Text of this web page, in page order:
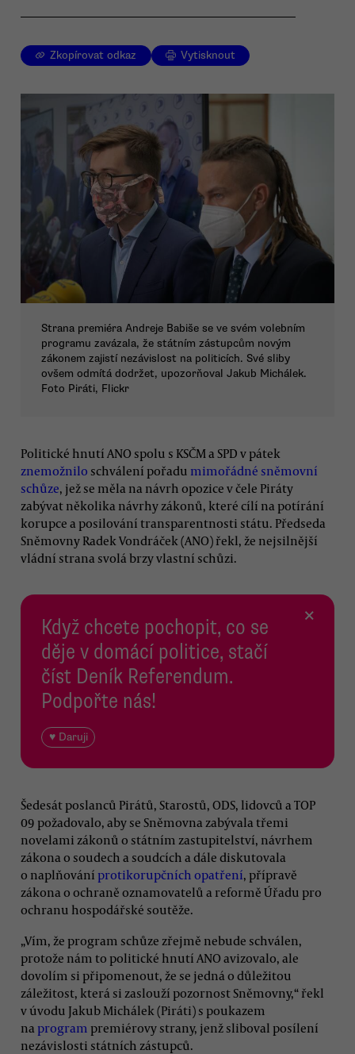
Zkopírovat odkaz Vytisknout
Strana premiéra Andreje Babiše se ve svém volebním
programu zavázala, že státním zástupcům novým
zákonem zajistí nezávislost na politicích. Své sliby
ovšem odmítá dodržet, upozorňoval Jakub Michálek.
Foto Piráti, Flickr
Politické hnutí ANO spolu s KSČM a SPD v pátek
znemožnilo schválení pořadu mimořádné sněmovní
schůze, jež se měla na návrh opozice v čele Piráty
zabývat několika návrhy zákonů, které cílí na potírání
korupce a posilování transparentnosti státu. Předseda
Sněmovny Radek Vondráček (ANO) řekl, že nejsilnější
vládní strana svolá brzy vlastní schůzi.
Když chcete pochopit, co se
děje v domácí politice, stačí
číst Deník Referendum.
Podpořte nás!
♥ Daruji
×
Šedesát poslanců Pirátů, Starostů, ODS, lidovců a TOP
09 požadovalo, aby se Sněmovna zabývala třemi
novelami zákonů o státním zastupitelství, návrhem
zákona o soudech a soudcích a dále diskutovala
o naplňování protikorupčních opatření, přípravě
zákona o ochraně oznamovatelů a reformě Úřadu pro
ochranu hospodářské soutěže.
„Vím, že program schůze zřejmě nebude schválen,
protože nám to politické hnutí ANO avizovalo, ale
dovolím si připomenout, že se jedná o důležitou
záležitost, která si zaslouží pozornost Sněmovny,“ řekl
v úvodu Jakub Michálek (Piráti) s poukazem
na program premiérovy strany, jenž sliboval posílení
nezávislosti státních zástupců.